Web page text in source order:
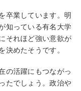
卒業しています。明
知っている有名大学
それほど強い意欲が
決めたそうです。
の活躍にもつながっ
たでしょう。政治や